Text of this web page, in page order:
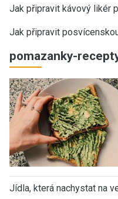
Jak připravit kávový likér
Jak připravit
pomazanky-
Jídla, která nachystat na